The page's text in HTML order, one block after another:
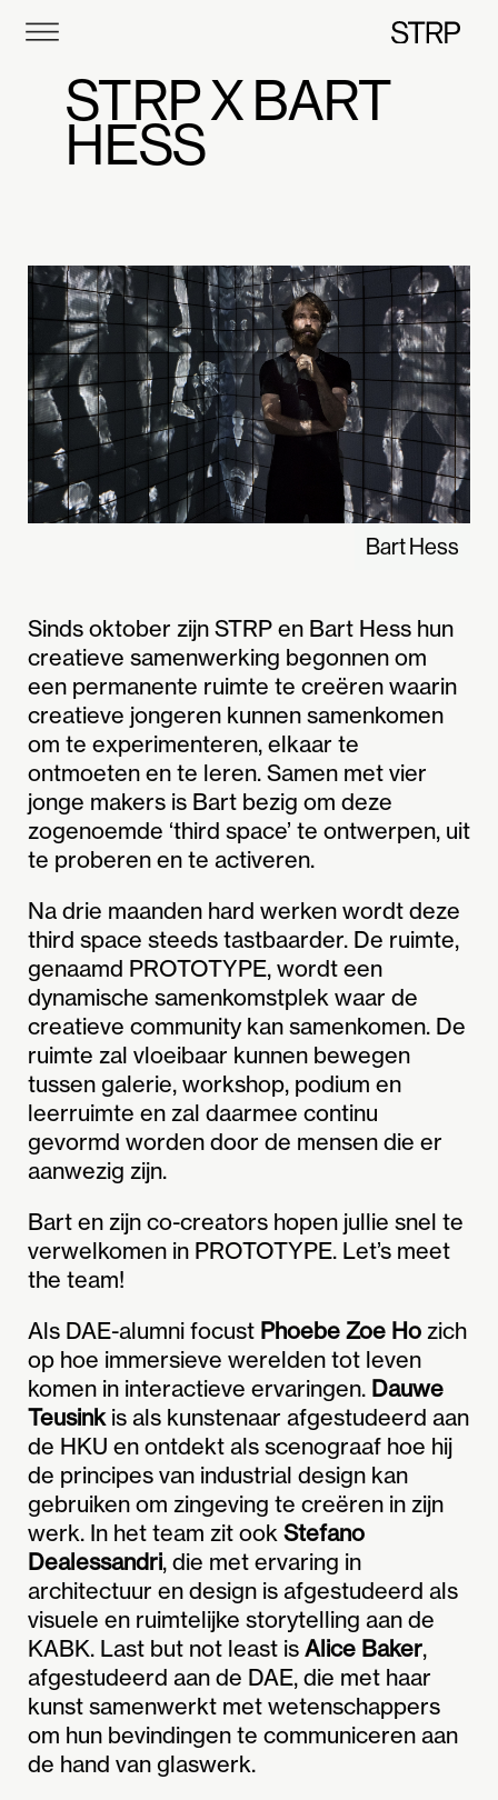
STRP
STRP X BART
HESS
Bart Hess
Sinds oktober zijn STRP en Bart Hess hun
creatieve samenwerking begonnen om
een permanente ruimte te creëren waarin
creatieve jongeren kunnen samenkomen
om te experimenteren, elkaar te
ontmoeten en te leren. Samen met vier
jonge makers is Bart bezig om deze
zogenoemde ‘third space’ te ontwerpen, uit
te proberen en te activeren.
Na drie maanden hard werken wordt deze
third space steeds tastbaarder. De ruimte,
genaamd PROTOTYPE, wordt een
dynamische samenkomstplek waar de
creatieve community kan samenkomen. De
ruimte zal vloeibaar kunnen bewegen
tussen galerie, workshop, podium en
leerruimte en zal daarmee continu
gevormd worden door de mensen die er
aanwezig zijn.
Bart en zijn co-creators hopen jullie snel te
verwelkomen in PROTOTYPE. Let’s meet
the team!
Als DAE-alumni focust Phoebe Zoe Ho zich
op hoe immersieve werelden tot leven
komen in interactieve ervaringen. Dauwe
Teusinkis als kunstenaar afgestudeerd aan
de HKU en ontdekt als scenograaf hoe hij
de principes van industrial design kan
gebruiken om zingeving te creëren in zijn
werk. In het team zit ook Stefano
Dealessandri, die met ervaring in
architectuur en design is afgestudeerd als
visuele en ruimtelijke storytelling aan de
KABK. Last but not least is Alice Baker,
afgestudeerd aan de DAE, die met haar
kunst samenwerkt met wetenschappers
om hun bevindingen te communiceren aan
de hand van glaswerk.